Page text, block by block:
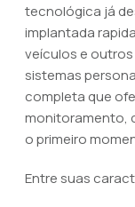
tecnológica já
implantada
veículos e
sistemas
completa que
monitoramento,
o primeiro
Entre suas